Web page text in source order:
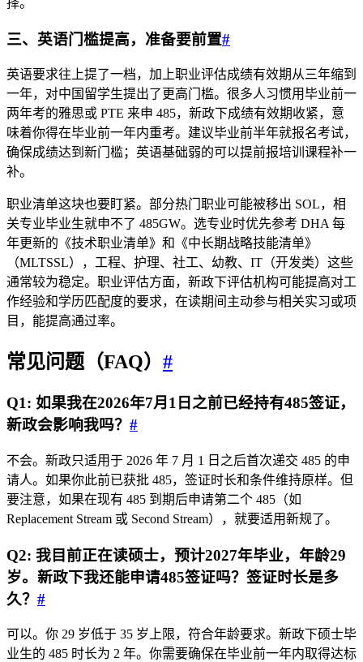
择。
三、英语门槛提高，准备要前置#
英语要求往上提了一档，加上职业评估成绩有效期从三年缩到
一年，对中国留学生提出了更高门槛。很多人习惯用毕业前一
两年考的雅思或 PTE 来申 485，新政下成绩有效期收紧，意
味着你得在毕业前一年内重考。建议毕业前半年就报名考试，
确保成绩达到新门槛；英语基础弱的可以提前报培训课程补一
补。
职业清单这块也要盯紧。部分热门职业可能被移出 SOL，相
关专业毕业生就申不了 485GW。选专业时优先参考 DHA 每
年更新的《技术职业清单》和《中长期战略技能清单》
（MLTSSL），工程、护理、社工、幼教、IT（开发类）这些
通常较为稳定。职业评估方面，新政下评估机构可能提高对工
作经验和学历匹配度的要求，在读期间主动参与相关实习或项
目，能提高通过率。
常见问题（FAQ） #
Q1: 如果我在2026年7月1日之前已经持有485签证，
新政会影响我吗？ #
不会。新政只适用于 2026 年 7 月 1 日之后首次递交 485 的申
请人。如果你此前已获批 485，签证时长和条件维持原样。但
要注意，如果在现有 485 到期后申请第二个 485（如
Replacement Stream 或 Second Stream），就要适用新规了。
Q2: 我目前正在读硕士，预计2027年毕业，年龄29
岁。新政下我还能申请485签证吗？签证时长是多
久？ #
可以。你 29 岁低于 35 岁上限，符合年龄要求。新政下硕士毕
业生的 485 时长为 2 年。你需要确保在毕业前一年内取得达标